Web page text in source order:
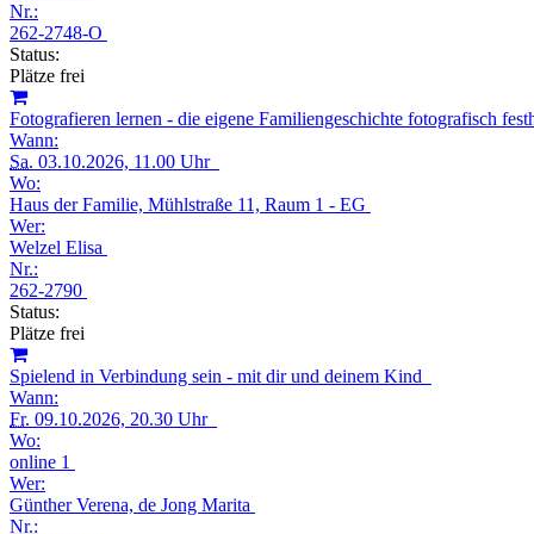
Nr.:
262-2748-O
Status:
Plätze frei
Fotografieren lernen - die eigene Familiengeschichte fotografisch
Wann:
Sa. 03.10.2026, 11.00 Uhr
Wo:
Haus der Familie, Mühlstraße 11, Raum 1 - EG
Wer:
Welzel Elisa
Nr.:
262-2790
Status:
Plätze frei
Spielend in Verbindung sein - mit dir und deinem Kind
Wann:
Fr. 09.10.2026, 20.30 Uhr
Wo:
online 1
Wer:
Günther Verena, de Jong Marita
Nr.: